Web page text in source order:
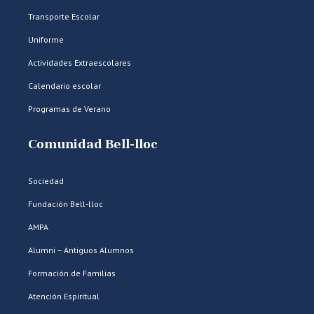
Transporte Escolar
Uniforme
Actividades Extraescolares
Calendario escolar
Programas de Verano
Comunidad Bell-lloc
Sociedad
Fundación Bell-lloc
AMPA
Alumni – Antiguos Alumnos
Formación de Familias
Atención Espiritual